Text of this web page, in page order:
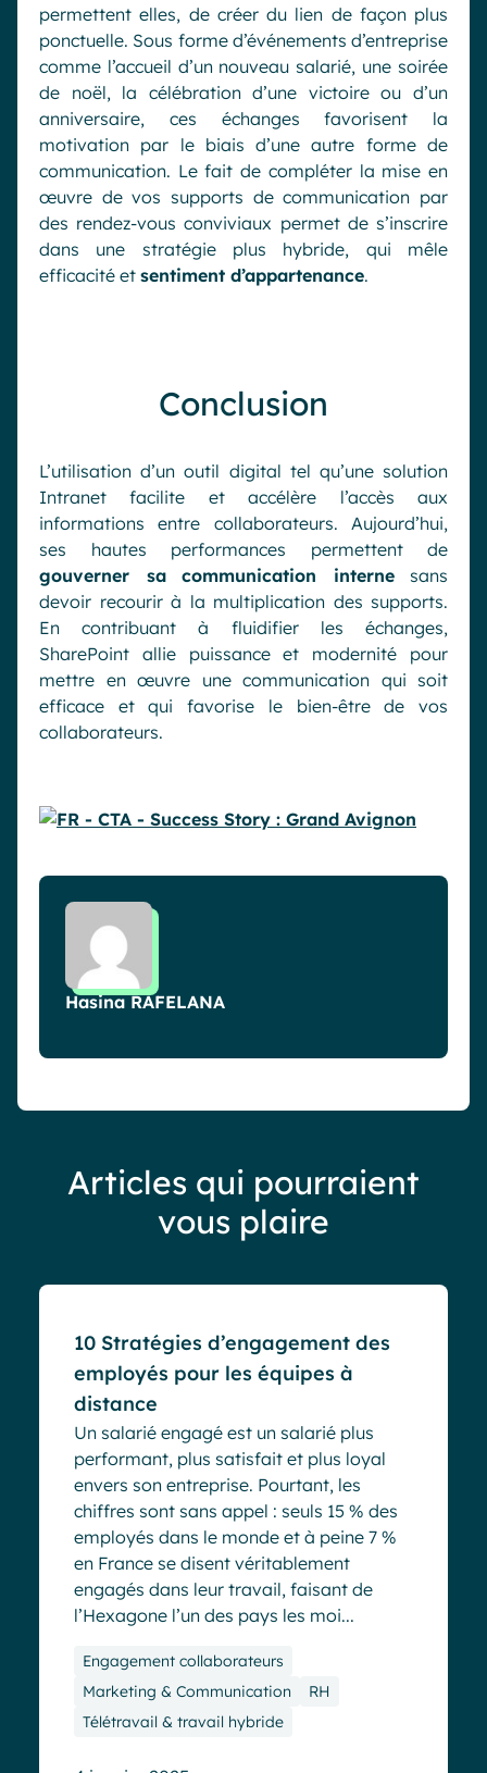
permettent elles, de créer du lien de façon plus
ponctuelle. Sous forme d’événements d’entreprise
comme l’accueil d’un nouveau salarié, une soirée
de noël, la célébration d’une victoire ou d’un
anniversaire, ces échanges favorisent la
motivation par le biais d’une autre forme de
communication. Le fait de compléter la mise en
œuvre de vos supports de communication par
des rendez-vous conviviaux permet de s’inscrire
dans une stratégie plus hybride, qui mêle
efficacité et sentiment d’appartenance.
Conclusion
L’utilisation d’un outil digital tel qu’une solution
Intranet facilite et accélère l’accès aux
informations entre collaborateurs. Aujourd’hui,
ses hautes performances permettent de
gouverner sa
communication internesans
devoir recourir à la multiplication des supports.
En contribuant à fluidifier les échanges,
SharePoint allie puissance et modernité pour
mettre en œuvre une communication qui soit
efficace et qui favorise le bien-être de vos
collaborateurs.
Hasina RAFELANA
Articles qui pourraient
vous plaire
10 Stratégies d’engagement des
employés pour les équipes à
distance
Un salarié engagé est un salarié plus
performant, plus satisfait et plus loyal
envers son entreprise. Pourtant, les
chiffres sont sans appel : seuls 15 % des
employés dans le monde et à peine 7 %
en France se disent véritablement
engagés dans leur travail, faisant de
l’Hexagone l’un des pays les moi...
Engagement collaborateurs
Marketing & Communication
RH
Télétravail & travail hybride